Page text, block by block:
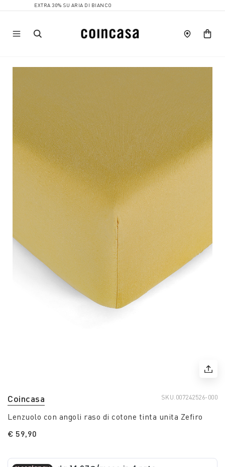
EXTRA 30% SU ARIA DI BIANCO
Coincasa SKU. 007242526-000
Lenzuolo con angoli raso di cotone tinta unita Zefiro
€ 59,90